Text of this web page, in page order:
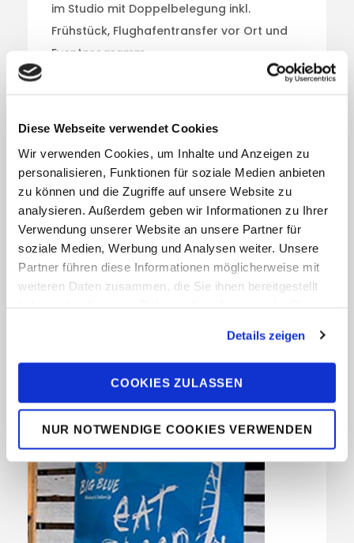
Diese Webseite verwendet Cookies
Wir verwenden Cookies, um Inhalte und Anzeigen zu
personalisieren, Funktionen für soziale Medien anbieten
zu können und die Zugriffe auf unsere Website zu
analysieren. Außerdem geben wir Informationen zu Ihrer
Verwendung unserer Website an unsere Partner für
soziale Medien, Werbung und Analysen weiter. Unsere
Partner führen diese Informationen möglicherweise mit
weiteren Daten zusammen, die Sie ihnen bereitgestellt
Cookies, wenn Sie unsere Webseite weiterhin nutzen.
Details zeigen
COOKIES ZULASSEN
NUR NOTWENDIGE COOKIES VERWENDEN
im Studio mit Doppelbelegung inkl.
Frühstück, Flughafentransfer vor Ort und
Eventprogramm.
Schon ab
€1,362
MEHR DETAILS